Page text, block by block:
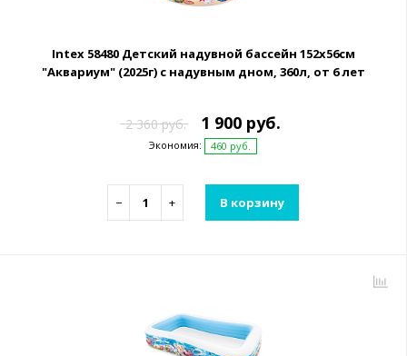
Intex 58480 Детский надувной бассейн 152х56см
"Аквариум" (2025г) с надувным дном, 360л, от 6 лет
2 360 руб. 1 900 руб.
Экономия: 460 руб.
− + В корзину